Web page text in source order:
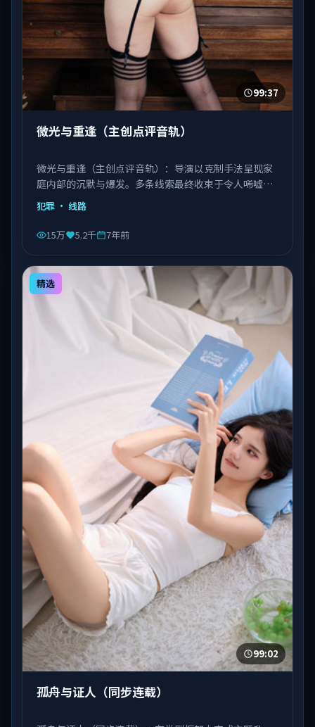
99:37
微光与重逢（主创点评音轨）
微光与重逢（主创点评音轨）：导演以克制手法呈现家
庭内部的沉默与爆发。多条线索最终收束于令人唏嘘的
结局。由徐克执导，刘德华、巩俐、宋康昊等主演，日
本出品，类型为犯罪。
犯罪 · 线路
15万 5.2千 7年前
精选
99:02
孤舟与证人（同步连载）